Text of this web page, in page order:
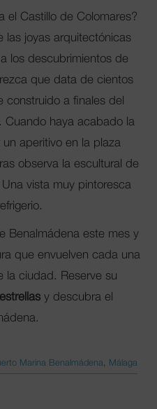
el Castillo de Colomares?
las joyas arquitectónicas
los descubrimientos de
que data de cientos
construido a finales del
Cuando haya acabado la
aperitivo en la plaza
observa la escultural de
vista muy pintoresca
Benalmádena este mes y
que envuelven cada una
la ciudad. Reserve su
y descubra el
Marina Benalmádena, Málaga